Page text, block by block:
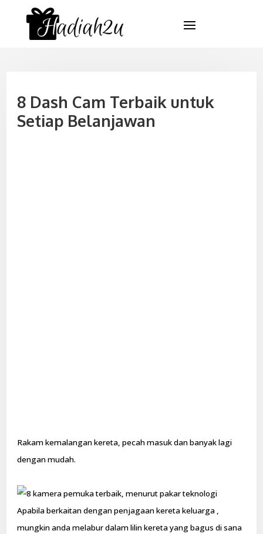
8 Dash Cam Terbaik untuk
Setiap Belanjawan
Rakam kemalangan kereta, pecah masuk dan banyak lagi
dengan mudah.
Apabila berkaitan dengan penjagaan kereta keluarga ,
mungkin anda melabur dalam lilin kereta yang bagus di sana